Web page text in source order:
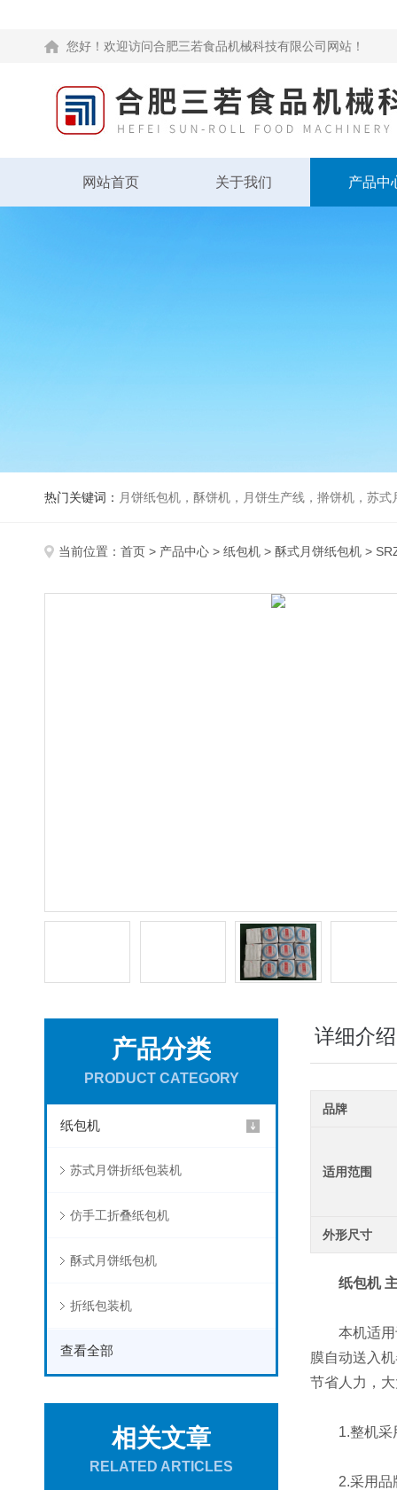
您好！欢迎访问合肥三若食品机械科技有限公司网站！
网站首页 关于我们 产品中
热门关键词： 月饼纸包机，酥饼机，月饼生产线，擀饼机，苏式月饼机，
当前位置： 首页 > 产品中心 > 纸包机 > 酥式月饼纸包机 >
产品分类
PRODUCT CATEGORY
纸包机
苏式月饼折纸包装机
仿手工折叠纸包机
酥式月饼纸包机
折纸包装机
查看全部
相关文章
RELATED ARTICLES
详细介绍
品牌
适用范围
外形尺寸
纸包机
本机适用于
膜自动送入
节省人力，
1.整机采用
2.采用品牌